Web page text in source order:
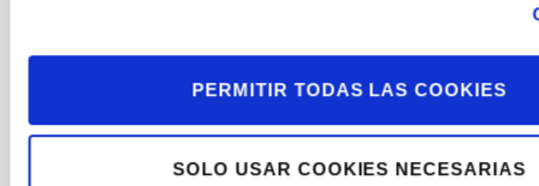
PERMITIR TODAS LAS COOKIES
SOLO USAR COOKIES NECESARIAS
¿SOBRE QUÉ QUIERES INFORMARTE?